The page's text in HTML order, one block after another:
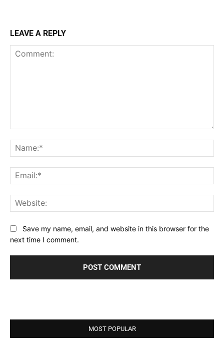
LEAVE A REPLY
Save my name, email, and website in this browser for the
next time I comment.
MOST POPULAR